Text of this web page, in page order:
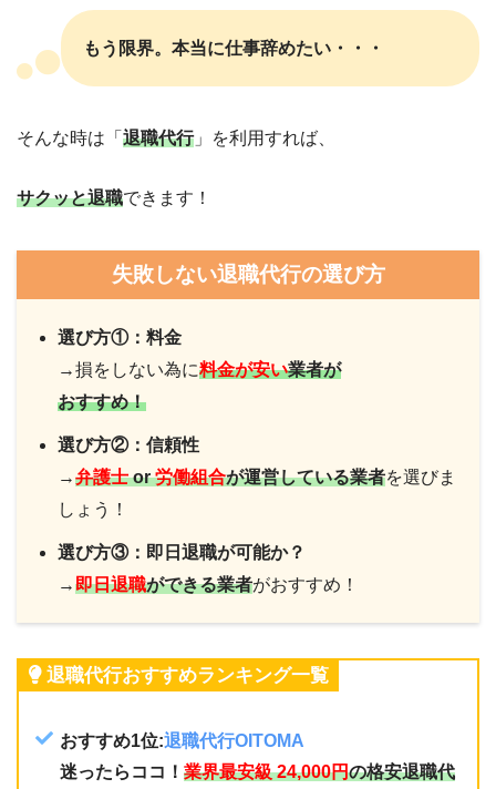
もう限界。本当に仕事辞めたい・・・
そんな時は「 退職代行」を利用すれば、
サクッと退職できます！
失敗しない退職代行の選び方
選び方①：料金
→損をしない為に料金が安い業者が
おすすめ！
選び方②：信頼性
→弁護士or労働組合が運営している業者を選びま
しょう！
選び方③：即日退職が可能か？
→即日退職ができる業者がおすすめ！
退職代行おすすめランキング一覧
おすすめ1位:退職代行OITOMA
迷ったらココ！業界最安級 24,000円の格安退職代